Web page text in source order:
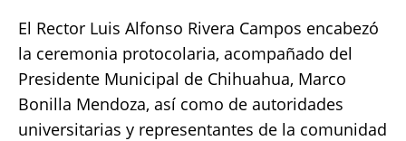
El Rector Luis Alfonso Rivera Campos encabezó
la ceremonia protocolaria, acompañado del
Presidente Municipal de Chihuahua, Marco
Bonilla Mendoza, así como de autoridades
universitarias y representantes de la comunidad